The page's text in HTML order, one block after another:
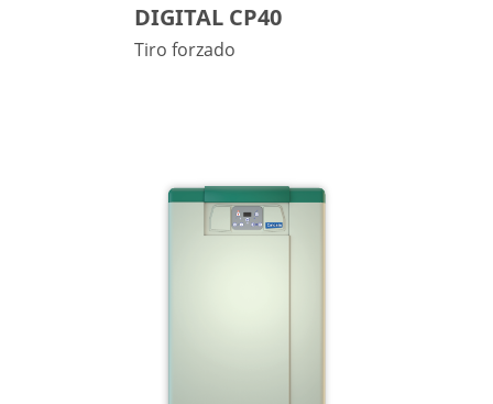
DIGITAL CP40
Tiro forzado